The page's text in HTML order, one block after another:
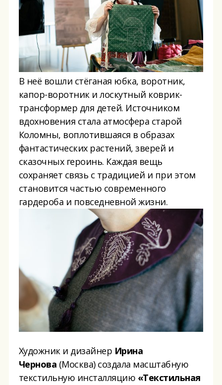
В неё вошли стёганая юбка, воротник,
капор-воротник и лоскутный коврик-
трансформер для детей. Источником
вдохновения стала атмосфера старой
Коломны, воплотившаяся в образах
фантастических растений, зверей и
сказочных героинь. Каждая вещь
сохраняет связь с традицией и при этом
становится частью современного
гардероба и повседневной жизни.
Художник и дизайнер Ирина
Чернова (Москва) создала масштабную
текстильную инсталляцию «Текстильная